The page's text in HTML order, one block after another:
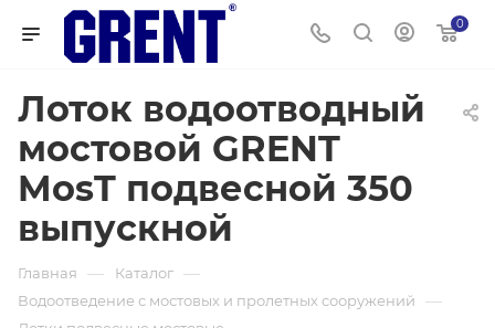
0
Лоток водоотводный
мостовой GRENT
MosT подвесной 350
выпускной
Главная — Каталог —
Водоотведение с мостовых и пролетных сооружений —